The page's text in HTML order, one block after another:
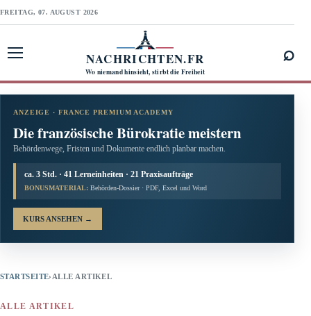
FREITAG, 07. AUGUST 2026
NACHRICHTEN.FR
Wo niemand hinsieht, stirbt die Freiheit
⌕
ANZEIGE · FRANCE PREMIUM ACADEMY
Die französische Bürokratie meistern
Behördenwege, Fristen und Dokumente endlich planbar machen.
ca. 3 Std. · 41 Lerneinheiten · 21 Praxisaufträge
BONUSMATERIAL: Behörden-Dossier · PDF, Excel und Word
KURS ANSEHEN →
STARTSEITE› ALLE ARTIKEL
ALLE ARTIKEL